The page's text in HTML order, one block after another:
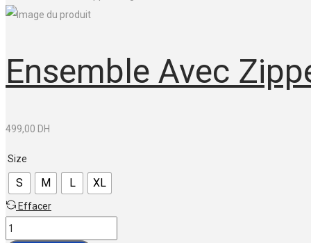
Ensemble Avec
499,00 DH
Size
S M L XL
Effacer
quantité